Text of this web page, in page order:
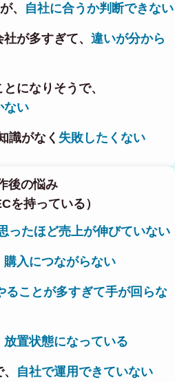
、 自社に合うか判断できない
が多すぎて、 違いが分から
になりそうで、
ない
識がなく 失敗したくない
後の悩み
を持っている）
ったほど売上が伸びていない
購入につながらない
ることが多すぎて手が回らな
放置状態になっている
自社で運用できていない